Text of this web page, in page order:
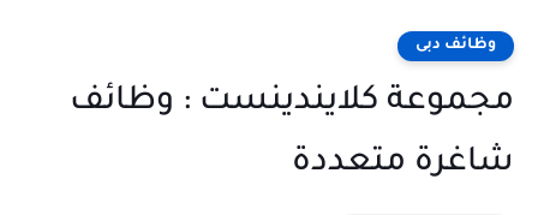
وظائف دبى
مجموعة كلايندينست : وظائف
شاغرة متعددة